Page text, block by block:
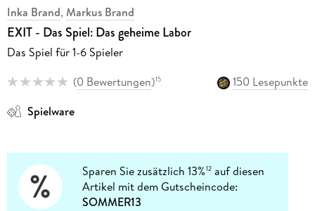
Inka Brand, Markus Brand
EXIT - Das Spiel: Das geheime Labor
Das Spiel für 1-6 Spieler
(0 Bewertungen)15
150 Lesepunkte
Spielware
Sparen Sie zusätzlich 13%12 auf diesen
Artikel mit dem Gutscheincode:
SOMMER13